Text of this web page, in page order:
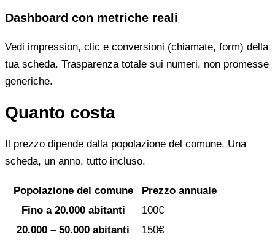
Dashboard con metriche reali
Vedi impression, clic e conversioni (chiamate, form) della
tua scheda. Trasparenza totale sui numeri, non promesse
generiche.
Quanto costa
Il prezzo dipende dalla popolazione del comune. Una
scheda, un anno, tutto incluso.
Popolazione del comune
Prezzo annuale
Fino a 20.000 abitanti
100€
20.000 – 50.000 abitanti
150€